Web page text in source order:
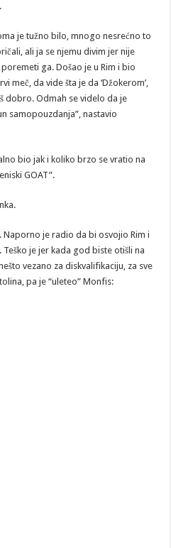
je tužno bilo, mnogo nesrećno to
ali ja se njemu divim jer nije
ga. Došao je u Rim i bio
meč, da vide šta je da ‘Džokerom’,
dobro. Odmah se videlo da je
samopouzdanja”, nastavio
bio jak i koliko brzo se vratio na
GOAT”.
Naporno je radio da bi osvojio Rim i
je jer kada god biste otišli na
vezano za diskvalifikaciju, za sve
pa je “uleteo” Monfis: